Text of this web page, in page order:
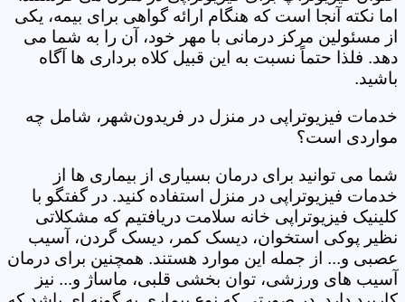
اما نکته آنجا است که هنگام ارائه گواهی برای بیمه، یکی
از مسئولین مرکز درمانی با مهر خود، آن را به شما می
دهد. فلذا حتماً نسبت به این قبیل کلاه برداری ها آگاه
باشید.
خدمات فیزیوتراپی در منزل در فریدون‌شهر، شامل چه
مواردی است؟
شما می توانید برای درمان بسیاری از بیماری ها از
خدمات فیزیوتراپی در منزل استفاده کنید. در گفتگو با
کلینیک فیزیوتراپی خانه سلامت دریافتیم که مشکلاتی
نظیر پوکی استخوان، دیسک کمر، دیسک گردن، آسیب
عصبی و... از جمله این موارد هستند. همچنین برای درمان
آسیب های ورزشی، توان بخشی قلبی، ماساژ و... نیز